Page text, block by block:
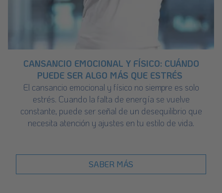
CANSANCIO EMOCIONAL Y FÍSICO: CUÁNDO
PUEDE SER ALGO MÁS QUE ESTRÉS
El cansancio emocional y físico no siempre es solo
estrés. Cuando la falta de energía se vuelve
constante, puede ser señal de un desequilibrio que
necesita atención y ajustes en tu estilo de vida.
SABER MÁS